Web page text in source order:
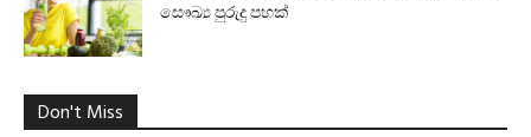
සෞඛ්‍ය පුරුදු පහක්
Don't Miss